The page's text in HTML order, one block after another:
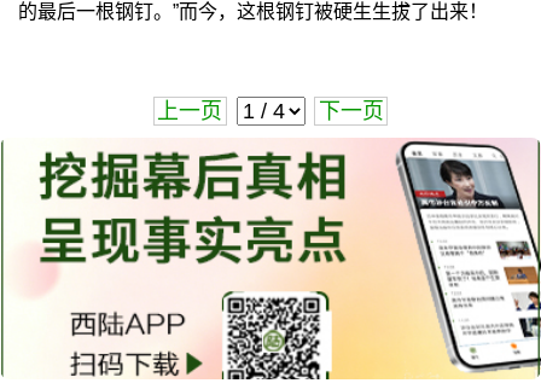
的最后一根钢钉。”而今，这根钢钉被硬生生拔了出来！
上一页 下一页